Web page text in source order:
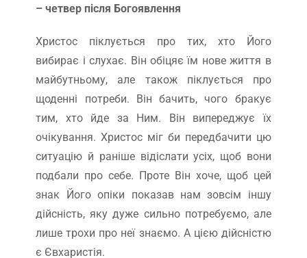
– четвер після Богоявлення
Христос піклується про тих, хто Його
вибирає і слухає. Він обіцяє їм нове життя в
майбутньому, але також піклується про
щоденні потреби. Він бачить, чого бракує
тим, хто йде за Ним. Він випереджує їх
очікування. Христос міг би передбачити цю
ситуацію й раніше відіслати усіх, щоб вони
подбали про себе. Проте Він хоче, щоб цей
знак Його опіки показав нам зовсім іншу
дійсність, яку дуже сильно потребуємо, але
лише трохи про неї знаємо. А цією дійсністю
є Євхаристія.